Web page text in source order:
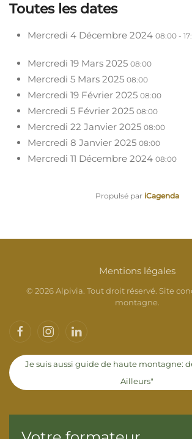
Toutes les dates
Mercredi 4 Décembre 2024 08:00 -
Mercredi 19 Mars 2025 08:00
Mercredi 5 Mars 2025 08:00
Mercredi 19 Février 2025 08:00
Mercredi 5 Février 2025 08:00
Mercredi 22 Janvier 2025 08:00
Mercredi 8 Janvier 2025 08:00
Mercredi 11 Décembre 2024 08:00
Propulsé par iCagenda
Mentions légales
© 2026Alpivia. Tout droit réservé. Site
montagne.
Je suis aussi guide de haute montagne:
Ailleurs"